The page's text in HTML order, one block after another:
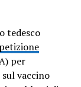
tedesco
per
vaccino